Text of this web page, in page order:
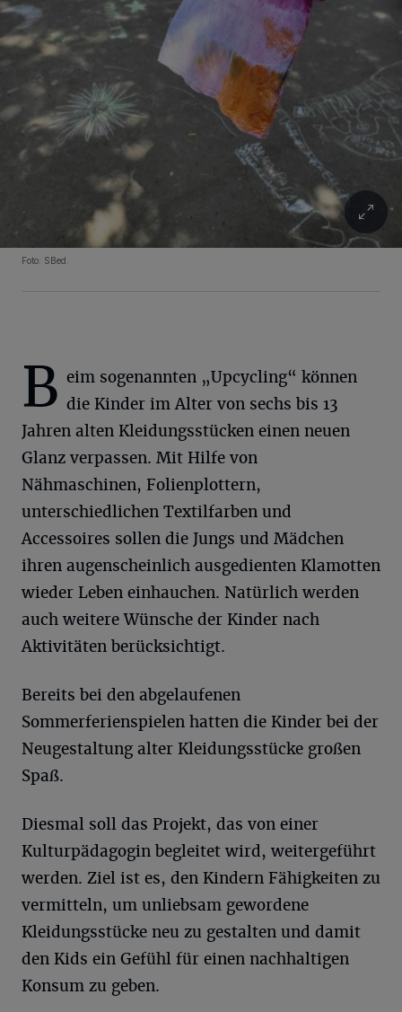
Foto: SBed.
B eim sogenannten „Upcycling“ können
die Kinder im Alter von sechs bis 13
Jahren alten Kleidungsstücken einen neuen
Glanz verpassen. Mit Hilfe von
Nähmaschinen, Folienplottern,
unterschiedlichen Textilfarben und
Accessoires sollen die Jungs und Mädchen
ihren augenscheinlich ausgedienten Klamotten
wieder Leben einhauchen. Natürlich werden
auch weitere Wünsche der Kinder nach
Aktivitäten berücksichtigt.
Bereits bei den abgelaufenen
Sommerferienspielen hatten die Kinder bei der
Neugestaltung alter Kleidungsstücke großen
Spaß.
Diesmal soll das Projekt, das von einer
Kulturpädagogin begleitet wird, weitergeführt
werden. Ziel ist es, den Kindern Fähigkeiten zu
vermitteln, um unliebsam gewordene
Kleidungsstücke neu zu gestalten und damit
den Kids ein Gefühl für einen nachhaltigen
Konsum zu geben.